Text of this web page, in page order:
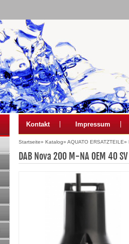
Kontakt Impressum
Startseite» Katalog» AQUATO ERSATZTEILE»
DAB Nova 200 M-NA OEM 40